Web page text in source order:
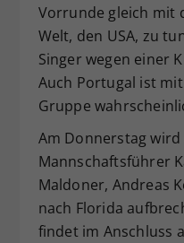
Vorrunde gleich mit
Welt, den USA, zu
Singer wegen einer
Auch Portugal ist
Gruppe
Am Donnerstag
Mannschaftsführer
Maldoner, Andreas
nach Florida
findet im Anschluss